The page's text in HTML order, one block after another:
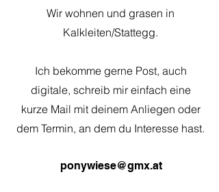
Wir wohnen und grasen in
Kalkleiten/Stattegg.
Ich bekomme gerne Post, auch
digitale, schreib mir einfach eine
kurze Mail mit deinem Anliegen oder
dem Termin, an dem du Interesse hast.
ponywiese@gmx.at